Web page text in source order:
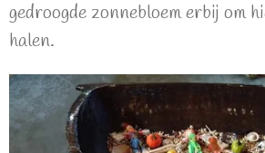
gedroogde zonnebloem erbij om
halen.